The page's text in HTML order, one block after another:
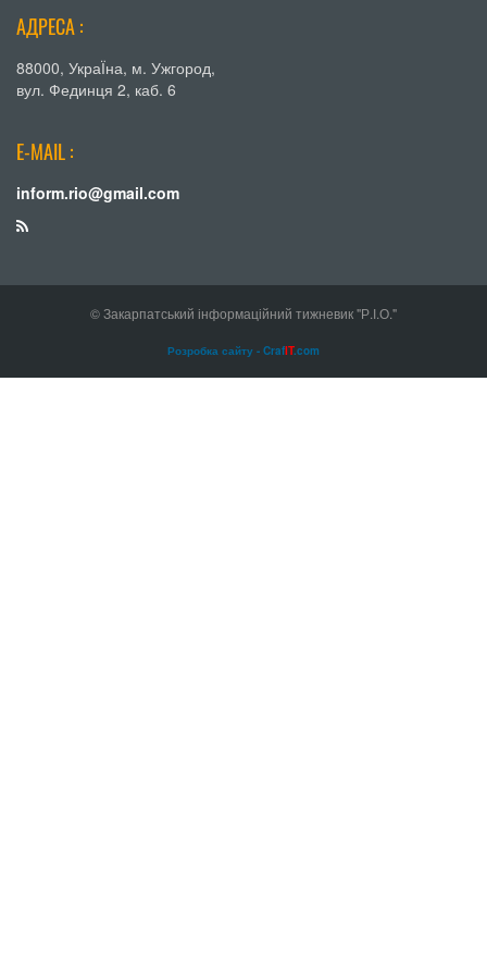
АДРЕСА :
88000, УкраЇна, м. Ужгород,
вул. Фединця 2, каб. 6
E-MAIL :
inform.rio@gmail.com
© Закарпатський інформаційний тижневик "Р.І.О."
Розробка сайту - CrafIT.com